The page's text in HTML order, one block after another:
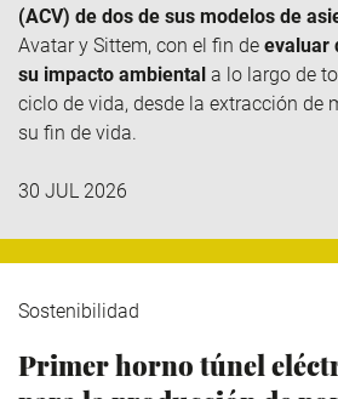
(ACV) de dos de sus modelos de
Avatar y Sittem, con el fin de evaluar
su impacto ambiental a lo largo de
ciclo de vida, desde la extracción de
su fin de vida.
30 JUL 2026
Sostenibilidad
Primer horno túnel